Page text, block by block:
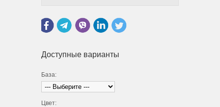
Доступные варианты
База:
Цвет: